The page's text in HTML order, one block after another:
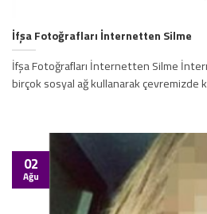
İfşa Fotoğrafları İnternetten Silme
İfşa Fotoğrafları İnternetten Silme
birçok sosyal ağ kullanarak çevremizde
02
Ağu